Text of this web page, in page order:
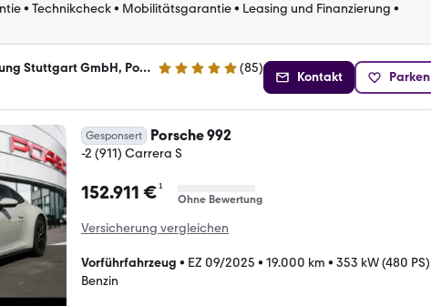
• Technikcheck• Mobilitätsgarantie• Leasing und Finanzierung •
Porsche Niederlassung Stuttgart GmbH, Porsche Zentrum Stuttgart-Flughafen 5 Sterne (85)
Kontakt Parken
Gesponsert Porsche 992
-2 (911) Carrera S
152.911 €¹
Ohne Bewertung
Versicherung vergleichen
Vorführfahrzeug • EZ 09/2025 • 19.000 km • 353 kW (480 PS)
Benzin